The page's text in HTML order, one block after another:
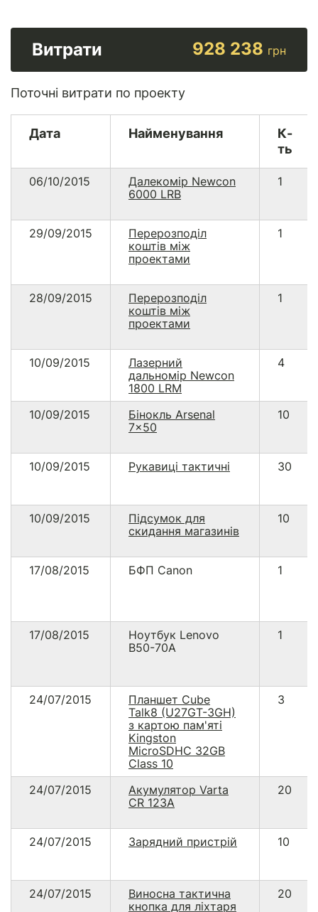
Витрати 928 238 грн
Поточні витрати по проекту
Дата Найменування
К-
ть
06/10/2015
Далекомір Newcon
6000 LRВ
1
29/09/2015
Перерозподіл
коштів між
проектами
1
28/09/2015
Перерозподіл
коштів між
проектами
1
10/09/2015
Лазерний
дальномір Newcon
1800 LRM
4
10/09/2015
Бінокль Arsenal
7x50
10
10/09/2015 Рукавиці тактичні 30
10/09/2015
Підсумок для
скидання магазинів
10
17/08/2015 БФП Canon 1
17/08/2015
Ноутбук Lenovo
B50-70A
1
24/07/2015
Планшет Cube
Talk8 (U27GT-3GH)
з картою пам'яті
Kingston
MicroSDHC 32GB
Class 10
3
24/07/2015
Акумулятор Varta
CR 123A
20
24/07/2015 Зарядний пристрій 10
24/07/2015
Виносна тактична
кнопка для ліхтаря
20